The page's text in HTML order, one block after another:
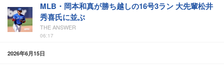
MLB・岡本和真が勝ち越しの16号3ラン 大先輩松井
秀喜氏に並ぶ
THE ANSWER
06:17
2026年6月15日